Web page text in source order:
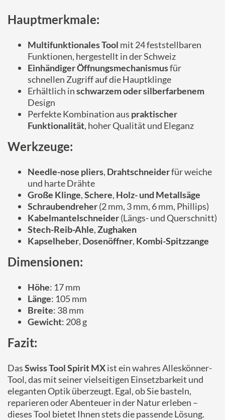
Hauptmerkmale:
Multifunktionales Tool mit 24 feststellbaren
Funktionen, hergestellt in der Schweiz
Einhändiger Öffnungsmechanismusfür
schnellen Zugriff auf die Hauptklinge
Erhältlich inschwarzem oder silberfarbenem
Design
Perfekte Kombination aus praktischer
Funktionalität, hoher Qualität und Eleganz
Werkzeuge:
Needle-nose pliers, Drahtschneiderfür weiche
und harte Drähte
Große Klinge,Schere, Holz- und Metallsäge
Schraubendreher(2 mm, 3 mm, 6 mm, Phillips)
Kabelmantelschneider(Längs- und Querschnitt)
Stech-Reib-Ahle,Zughaken
Kapselheber, Dosenöffner, Kombi-Spitzzange
Dimensionen:
Höhe: 17 mm
Länge: 105 mm
Breite: 38 mm
Gewicht: 208 g
Fazit:
DasSwiss Tool Spirit MXist ein wahres Alleskönner-
Tool, das mit seiner vielseitigen Einsetzbarkeit und
eleganten Optik überzeugt. Egal, ob Sie basteln,
reparieren oder Abenteuer in der Natur erleben –
dieses Tool bietet Ihnen stets die passende Lösung.